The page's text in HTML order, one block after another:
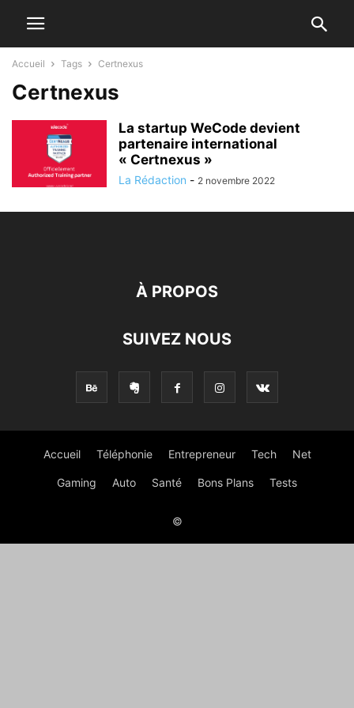
Accueil Tags Certnexus
Certnexus
La startup WeCode devient
partenaire international
« Certnexus »
La Rédaction - 2 novembre 2022
À PROPOS
SUIVEZ NOUS
Accueil Téléphonie Entrepreneur Tech Net
Gaming Auto Santé Bons Plans Tests
©